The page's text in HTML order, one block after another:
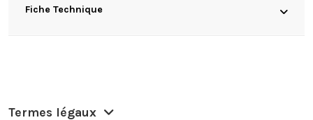
Fiche Technique
Termes légaux